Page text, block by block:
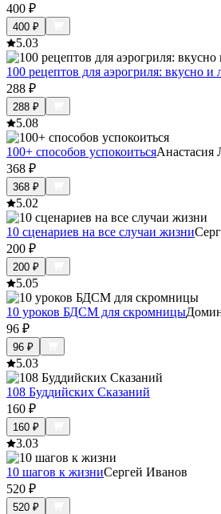
400 ₽
400 ₽
5.03
100 рецептов для аэрогриля: вкусно и
288 ₽
288 ₽
5.08
100+ способов успокоитьсяАнастасия
368 ₽
368 ₽
5.02
10 сценариев на все случаи жизни
200 ₽
200 ₽
5.05
10 уроков БДСМ для скромницы
96 ₽
96 ₽
5.03
108 Буддийских Сказаний
160 ₽
160 ₽
3.03
10 шагов к жизниСергей Иванов
520 ₽
520 ₽